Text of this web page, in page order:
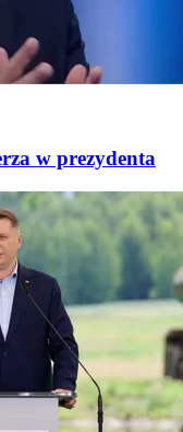
w prezydenta